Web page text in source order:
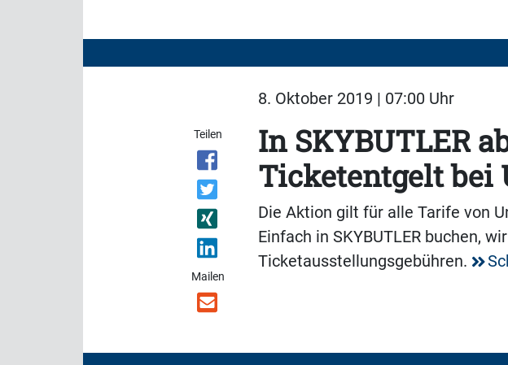
8. Oktober 2019 | 07:00 Uhr
Teilen
Mailen
In SKYBUTLER
Ticketentgelt bei
Die Aktion gilt für alle Tarife von
Einfach in SKYBUTLER buchen,
Ticketausstellungsgebühren.